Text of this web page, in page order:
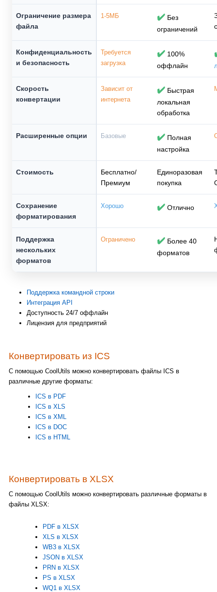
Ограничение размера
файла
1-5МБ ✔️ Без
ограничений
Конфиденциальность
и безопасность
Требуется
загрузка
✔️ 100%
оффлайн
Скорость
конвертации
Зависит от
интернета
✔️ Быстрая
локальная
обработка
Расширенные опции Базовые ✔️ Полная
настройка
Стоимость
Бесплатно/
Премиум
Единоразовая
покупка
Сохранение
форматирования
Хорошо ✔️ Отлично
Поддержка
нескольких
форматов
Ограничено ✔️ Более 40
форматов
Поддержка командной строки
Интеграция API
Доступность 24/7 оффлайн
Лицензия для предприятий
Конвертировать из ICS
С помощью CoolUtils можно конвертировать файлы ICS в
различные другие форматы:
ICS в PDF
ICS в XLS
ICS в XML
ICS в DOC
ICS в HTML
Конвертировать в XLSX
С помощью CoolUtils можно конвертировать различные форматы в
файлы XLSX:
PDF в XLSX
XLS в XLSX
WB3 в XLSX
JSON в XLSX
PRN в XLSX
PS в XLSX
WQ1 в XLSX